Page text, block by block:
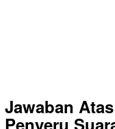
Jawaban
Penyeru